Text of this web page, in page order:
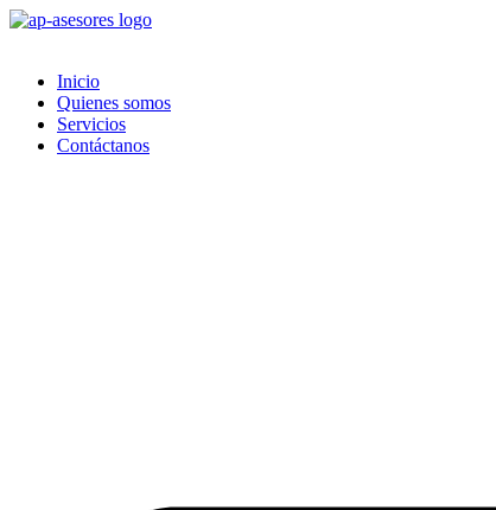
Ir
Inicio
Quienes somos
Servicios
Contáctanos